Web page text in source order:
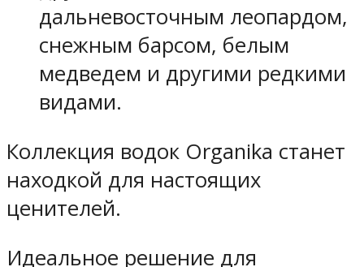
дальневосточным леопардом,
снежным барсом, белым
медведем и другими редкими
видами.
Коллекция водок Organika станет
находкой для настоящих
ценителей.
Идеальное решение для